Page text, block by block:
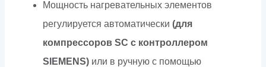
Мощность нагревательных элементов
регулируется автоматически (для
компрессоров SC с контроллером
SIEMENS) или в ручную с помощью